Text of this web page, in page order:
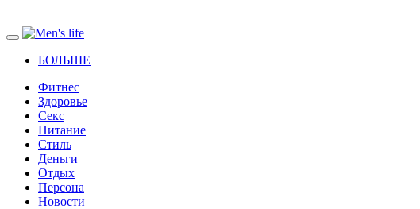
БОЛЬШЕ
Фитнес
Здоровье
Секс
Питание
Стиль
Деньги
Отдых
Персона
Новости